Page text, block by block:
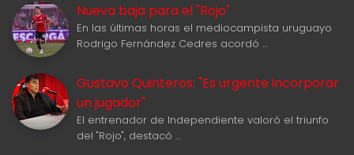
Nueva baja para el "Rojo"
En las últimas horas el mediocampista uruguayo
Rodrigo Fernández Cedres acordó …
Gustavo Quinteros: "Es urgente incorporar
un jugador"
El entrenador de Independiente valoró el triunfo
del "Rojo", destacó …